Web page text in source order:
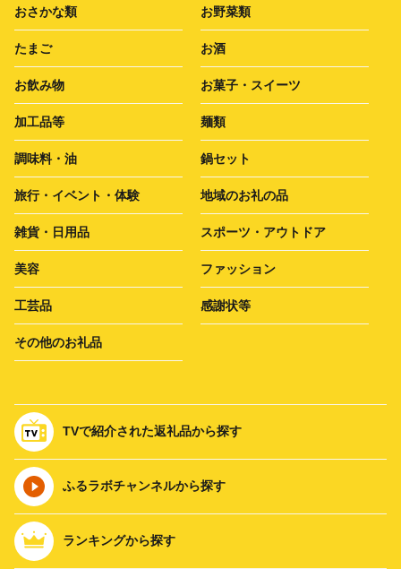
おさかな類 お野菜類
たまご お酒
お飲み物 お菓子・スイーツ
加工品等 麺類
調味料・油 鍋セット
旅行・イベント・体験 地域のお礼の品
雑貨・日用品 スポーツ・アウトドア
美容 ファッション
工芸品 感謝状等
その他のお礼品
TVで紹介された返礼品から探す
ふるラボチャンネルから探す
ランキングから探す